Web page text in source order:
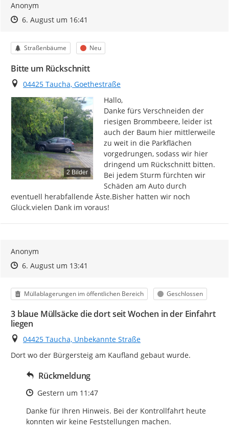
Anonym
Zeitpunkt des Erstellens
Zeitpunkt des Erstellens
6. August um 16:41
Kategorie
Straßenbäume Status
Neu
Bitte um Rückschnitt
Ort
04425 Taucha, Goethestraße
2 Bilder
Hallo,
Danke fürs Verschneiden der
riesigen Brommbeere, leider ist
auch der Baum hier mittlerweile
zu weit in die Parkflächen
vorgedrungen, sodass wir hier
dringend um Rückschnitt bitten.
Bei jedem Sturm fürchten wir
Schäden am Auto durch
eventuell herabfallende Äste.Bisher hatten wir noch
Glück.vielen Dank im voraus!
Anonym
Zeitpunkt des Erstellens
Zeitpunkt des Erstellens
6. August um 13:41
Kategorie
Müllablagerungen im öffentlichen Bereich Status
Geschlossen
3 blaue Müllsäcke die dort seit Wochen in der Einfahrt
liegen
Ort
04425 Taucha, Unbekannte Straße
Dort wo der Bürgersteig am Kaufland gebaut wurde.
Rückmeldung
Zeitpunkt des Erstellens
Gestern um 11:47
Danke für Ihren Hinweis. Bei der Kontrollfahrt heute
konnten wir keine Feststellungen machen.